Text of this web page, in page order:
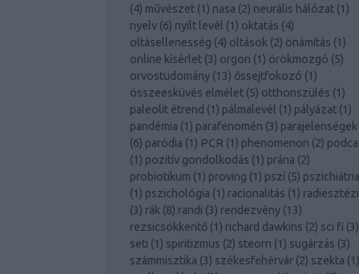
(4) művészet (1) nasa (2) neurális hálózat (1)
nyelv (6) nyílt levél (1) oktatás (4)
oltásellenesség (4) oltások (2) önámítás (1)
online kísérlet (3) orgon (1) örökmozgó (5)
orvostudomány (13) őssejtfokozó (1)
összeesküvés elmélet (5) otthonszülés (1)
paleolit étrend (1) pálmalevél (1) pályázat (1)
pandémia (1) parafenomén (3) parajelenségek
(6) paródia (1) PCR (1) phenomenon (2)
(1) pozitív gondolkodás (1) prána (2)
probiotikum (1) proving (1) pszí (5) pszichiátria
(1) pszichológia (1) racionalitás (1)
(3) rák (8) randi (3) rendezvény (13)
rezsicsökkentő (1) richard dawkins (2) sci fi (3)
seti (1) spiritizmus (2) steorn (1) sugárzás (3)
számmisztika (3) székesfehérvár (2) szekta (1)